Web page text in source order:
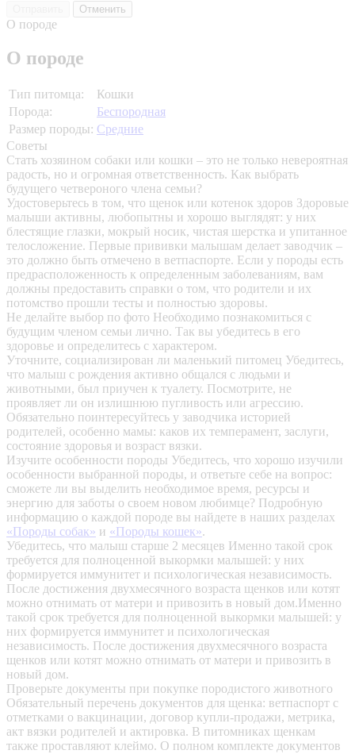
Отменить
О породе
О породе
Тип питомца:
Кошки
Порода:
Беспородная
Размер породы: Средние
Советы
Стать хозяином собаки или кошки – это не только невероятная
радость, но и огромная ответственность. Как выбрать
будущего четвероного члена семьи?
Удостоверьтесь в том, что щенок или котенок здоров Здоровые
малыши активны, любопытны и хорошо выглядят: у них
блестящие глазки, мокрый носик, чистая шерстка и упитанное
телосложение. Первые прививки малышам делает заводчик –
это должно быть отмечено в ветпаспорте. Если у породы есть
предрасположенность к определенным заболеваниям, вам
должны предоставить справки о том, что родители и их
потомство прошли тесты и полностью здоровы.
Не делайте выбор по фото Необходимо познакомиться с
будущим членом семьи лично. Так вы убедитесь в его
здоровье и определитесь с характером.
Уточните, социализирован ли маленький питомец Убедитесь,
что малыш с рождения активно общался с людьми и
животными, был приучен к туалету. Посмотрите, не
проявляет ли он излишнюю пугливость или агрессию.
Обязательно поинтересуйтесь у заводчика историей
родителей, особенно мамы: каков их темперамент, заслуги,
состояние здоровья и возраст вязки.
Изучите особенности породы Убедитесь, что хорошо изучили
особенности выбранной породы, и ответьте себе на вопрос:
сможете ли вы выделить необходимое время, ресурсы и
энергию для заботы о своем новом любимце? Подробную
информацию о каждой породе вы найдете в наших разделах
«Породы собак» и «Породы кошек».
Убедитесь, что малыш старше 2 месяцев Именно такой срок
требуется для полноценной выкормки малышей: у них
формируется иммунитет и психологическая независимость.
После достижения двухмесячного возраста щенков или котят
можно отнимать от матери и привозить в новый дом.Именно
такой срок требуется для полноценной выкормки малышей: у
них формируется иммунитет и психологическая
независимость. После достижения двухмесячного возраста
щенков или котят можно отнимать от матери и привозить в
новый дом.
Проверьте документы при покупке породистого животного
Обязательный перечень документов для щенка: ветпаспорт с
отметками о вакцинации, договор купли-продажи, метрика,
акт вязки родителей и актировка. В питомниках щенкам
также проставляют клеймо. О полном комплекте документов